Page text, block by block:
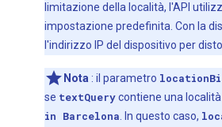
limitazione della località, l'API
impostazione predefinita. Con la
l'indirizzo IP del dispositivo per
Nota : il parametro
se textQuerycontiene una
in Barcelona . In questo caso,